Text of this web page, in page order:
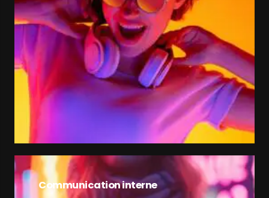
Communication interne